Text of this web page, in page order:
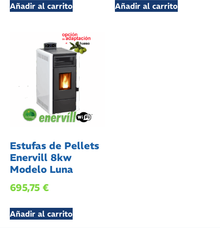
Añadir al carrito Añadir al carrito
Estufas de Pellets
Enervill 8kw
Modelo Luna
695,75 €
Añadir al carrito